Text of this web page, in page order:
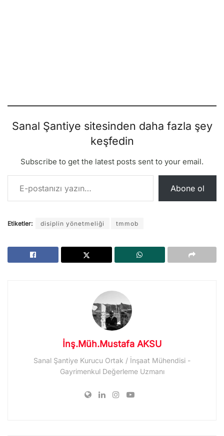
Sanal Şantiye sitesinden daha fazla şey
keşfedin
Subscribe to get the latest posts sent to your email.
E-postanızı yazın…
Abone ol
Etiketler: disiplin yönetmeliği tmmob
İnş.Müh.Mustafa AKSU
Sanal Şantiye Kurucu Ortak / İnşaat Mühendisi -
Gayrimenkul Değerleme Uzmanı